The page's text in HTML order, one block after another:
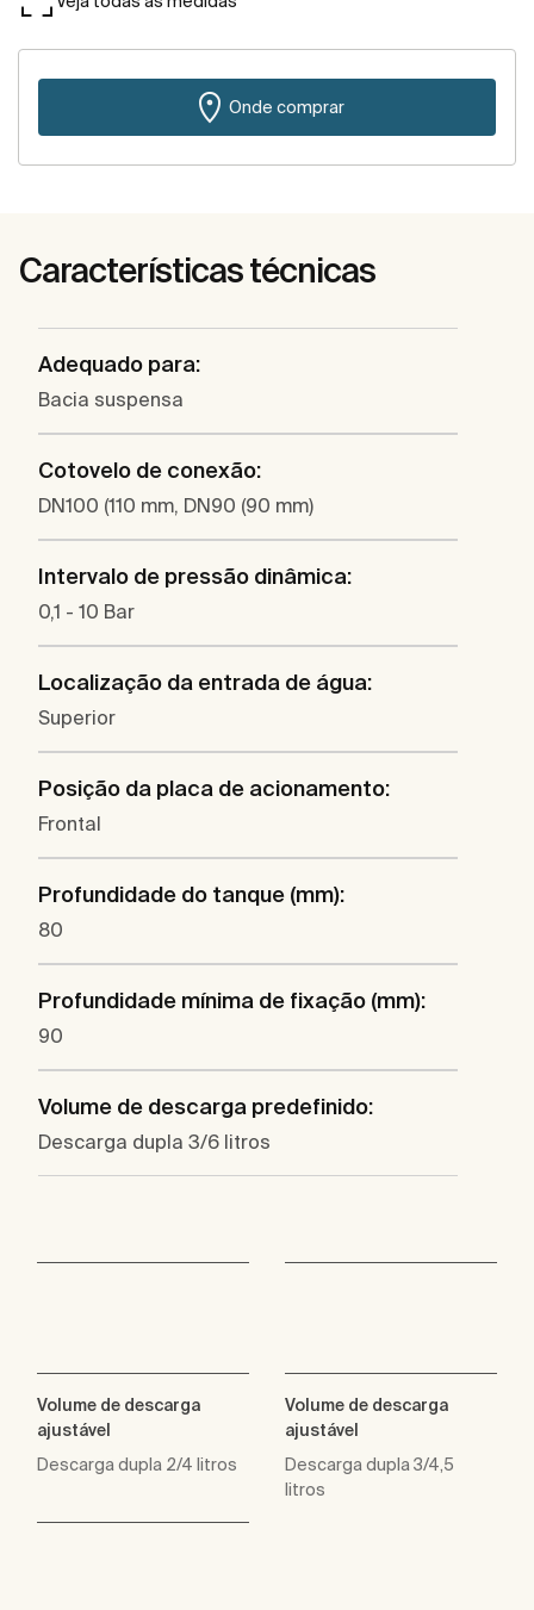
Onde comprar
Características técnicas
Adequado para:
Bacia suspensa
Cotovelo de conexão:
DN100 (110 mm, DN90 (90 mm)
Intervalo de pressão dinâmica:
0,1 - 10 Bar
Localização da entrada de água:
Superior
Posição da placa de acionamento:
Frontal
Profundidade do tanque (mm):
80
Profundidade mínima de fixação (mm):
90
Volume de descarga predefinido:
Descarga dupla 3/6 litros
Volume de descarga
ajustável
Descarga dupla 2/4 litros
Volume de descarga
ajustável
Descarga dupla 3/4,5
litros